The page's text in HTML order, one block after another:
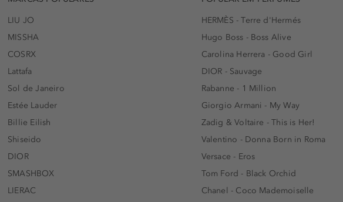
LIU JO
MISSHA
COSRX
Lattafa
Sol de Janeiro
Estée Lauder
Billie Eilish
Shiseido
DIOR
SMASHBOX
LIERAC
HERMÈS - Terre d'Hermés
Hugo Boss - Boss Alive
Carolina Herrera - Good Girl
DIOR - Sauvage
Rabanne - 1 Million
Giorgio Armani - My Way
Zadig & Voltaire - This is Her!
Valentino - Donna Born in Roma
Versace - Eros
Tom Ford - Black Orchid
Chanel - Coco Mademoiselle